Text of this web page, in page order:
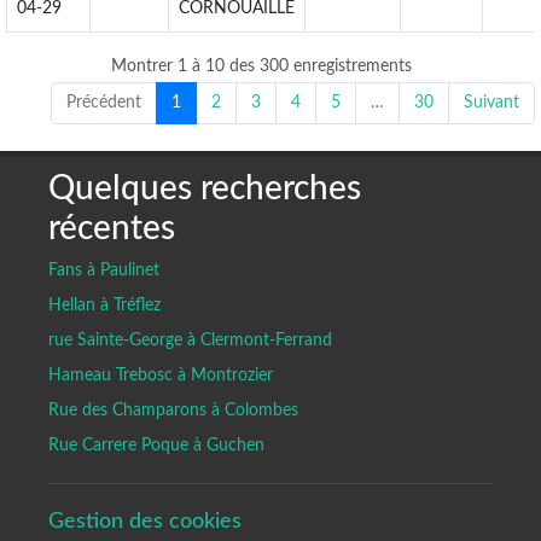
04-29 CORNOUAILLE
Montrer 1 à 10 des 300 enregistrements
Précédent 1 2 3 4 5 … 30 Suivant
Quelques recherches
récentes
Fans à Paulinet
Hellan à Tréflez
rue Sainte-George à Clermont-Ferrand
Hameau Trebosc à Montrozier
Rue des Champarons à Colombes
Rue Carrere Poque à Guchen
Gestion des cookies